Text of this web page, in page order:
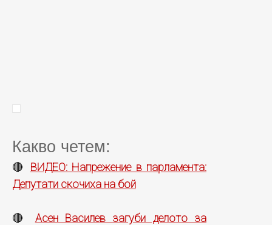
Какво четем:
🔴 ВИДЕО: Напрежение в парламента:
Депутати скочиха на бой
🔴 Асен Василев загуби делото за